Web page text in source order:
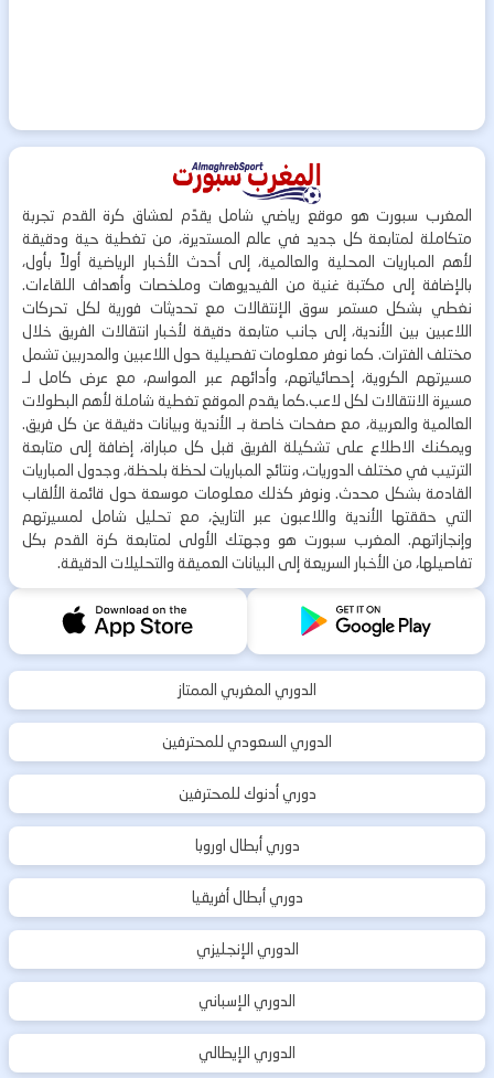
المغرب سبورت هو موقع رياضي شامل يقدّم لعشاق كرة القدم تجربة
متكاملة لمتابعة كل جديد في عالم المستديرة، من تغطية حية ودقيقة
لأهم المباريات المحلية والعالمية، إلى أحدث الأخبار الرياضية أولاً بأول،
بالإضافة إلى مكتبة غنية من الفيديوهات وملخصات وأهداف اللقاءات.
نغطي بشكل مستمر سوق الإنتقالات مع تحديثات فورية لكل تحركات
اللاعبين بين الأندية، إلى جانب متابعة دقيقة لأخبار انتقالات الفريق خلال
مختلف الفترات. كما نوفر معلومات تفصيلية حول اللاعبين والمدربين تشمل
مسيرتهم الكروية، إحصائياتهم، وأدائهم عبر المواسم، مع عرض كامل لـ
مسيرة الانتقالات لكل لاعب.كما يقدم الموقع تغطية شاملة لأهم البطولات
العالمية والعربية، مع صفحات خاصة بـ الأندية وبيانات دقيقة عن كل فريق.
ويمكنك الاطلاع على تشكيلة الفريق قبل كل مباراة، إضافة إلى متابعة
الترتيب في مختلف الدوريات، ونتائج المباريات لحظة بلحظة، وجدول المباريات
القادمة بشكل محدث. ونوفر كذلك معلومات موسعة حول قائمة الألقاب
التي حققتها الأندية واللاعبون عبر التاريخ، مع تحليل شامل لمسيرتهم
وإنجازاتهم. المغرب سبورت هو وجهتك الأولى لمتابعة كرة القدم بكل
تفاصيلها، من الأخبار السريعة إلى البيانات العميقة والتحليلات الدقيقة.
الدوري المغربي الممتاز
الدوري السعودي للمحترفين
دوري أدنوك للمحترفين
دوري أبطال اوروبا
دوري أبطال أفريقيا
الدوري الإنجليزي
الدوري الإسباني
الدوري الإيطالي